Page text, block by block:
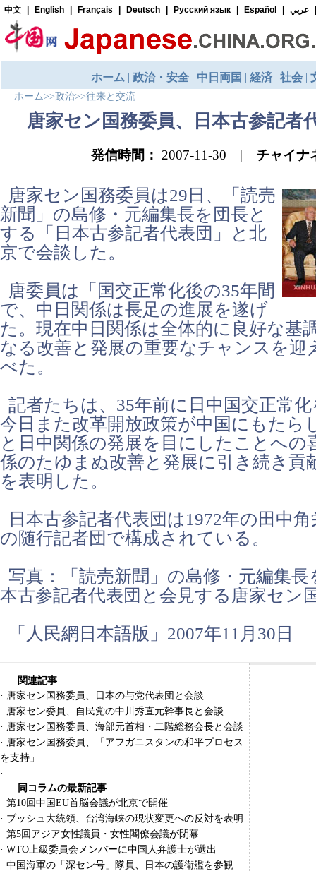
ホーム>>政治>>往来と交流
唐家セン国務委員、日本古参記者
発信時間： 2007-11-30 | チャイナ
唐家セン国務委員は29日、「読売
新聞」の島修・元編集長を団長と
する「日本古参記者代表団」と北
京で会談した。
唐委員は「国交正常化後の35年間
で、中日関係は長足の進展を遂げ
た。現在中日関係は全体的に良好な基
なる改善と発展の重要なチャンスを迎
べた。
記者たちは、35年前に日中国交正常
今日また改革開放政策が中国にもたら
と日中関係の発展を目にしたことへの
係のたゆまぬ改善と発展に引き続き貢
を表明した。
日本古参記者代表団は1972年の田中
の随行記者団で構成されている。
写真：「読売新聞」の島修・元編集
本古参記者代表団と会見する唐家セン
「人民網日本語版」2007年11月30日
関連記事
· 唐家セン国務委員、日本の与党代表団と会談
· 唐家セン委員、自民党の中川秀直元幹事長と会談
· 唐家セン国務委員、海部元首相・二階総務会長と会談
· 唐家セン国務委員、「アフガニスタンの和平プロセス
を支持」
·
同コラムの最新記事
· 第10回中国EU首脳会議が北京で開催
· ブッシュ大統領、台湾海峡の現状変更への反対を表明
· 第5回アジア女性議員・女性閣僚会議が閉幕
· WTO上級委員会メンバーに中国人弁護士が選出
· 中国海軍の「深セン号」隊員、日本の護衛艦を参観